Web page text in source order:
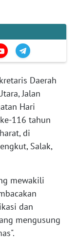
Daerah
Jalan
Hari
116 tahun
di
Salak,
mewakili
dan
mengusung